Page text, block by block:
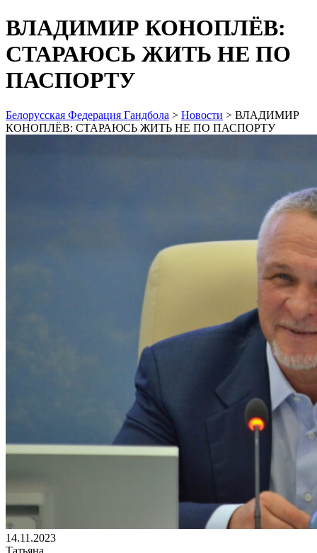
ВЛАДИМИР КОНОПЛЁВ:
СТАРАЮСЬ ЖИТЬ НЕ ПО
ПАСПОРТУ
Белорусская Федерация Гандбола > Новости > ВЛАДИМИР
КОНОПЛЁВ: СТАРАЮСЬ ЖИТЬ НЕ ПО ПАСПОРТУ
14.11.2023
Татьяна